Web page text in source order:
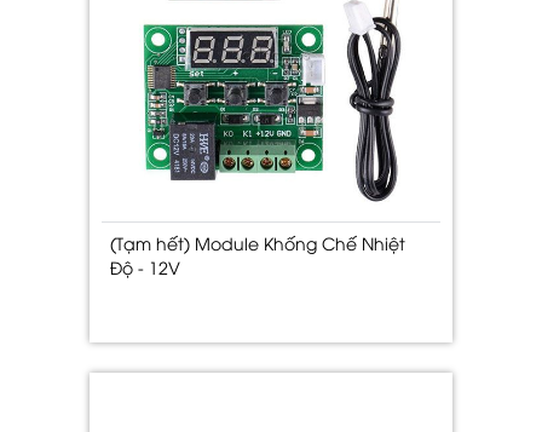
(Tạm hết) Module Khống Chế Nhiệt
Độ - 12V